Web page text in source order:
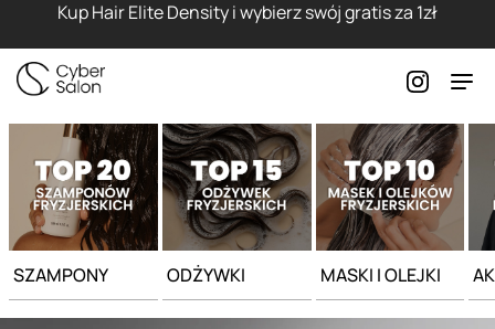
Kup Hair Elite Density i wybierz swój gratis za 1zł
SZAMPONY ODŻYWKI MASKI I OLEJKI
Strona główna - Cyber Salon